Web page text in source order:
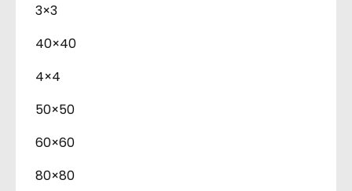
3×3
40×40
4×4
50×50
60×60
80×80